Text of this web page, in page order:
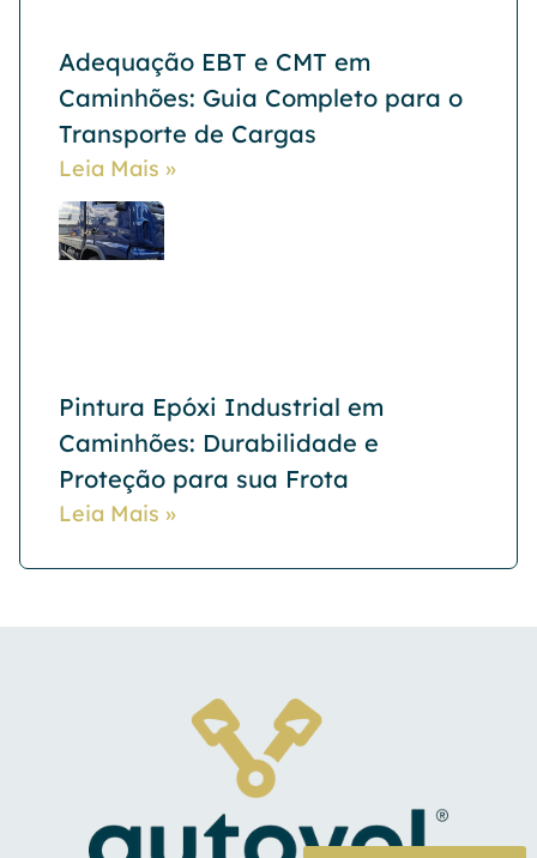
Adequação EBT e CMT em
Caminhões: Guia Completo para o
Transporte de Cargas
Leia Mais »
Pintura Epóxi Industrial em
Caminhões: Durabilidade e
Proteção para sua Frota
Leia Mais »